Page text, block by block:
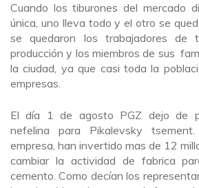
Cuando los tiburones del mercado
única, uno lleva todo y el otro se
se quedaron los trabajadores de
producción y los miembros de sus
la ciudad, ya que casi toda la
empresas.
El día 1 de agosto PGZ dejo de
nefelina para Pikalevsky
empresa, han invertido mas de 12
cambiar la actividad de fabrica
cemento. Como decían los